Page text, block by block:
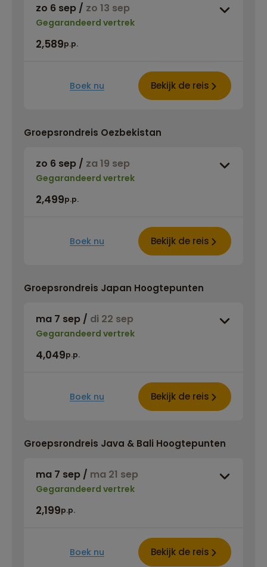
zo 6 sep / zo 13 sep
Gegarandeerd vertrek
2,589p.p.
Boek nu Bekijk de reis
Groepsrondreis Oezbekistan
zo 6 sep / za 19 sep
Gegarandeerd vertrek
2,499p.p.
Boek nu Bekijk de reis
Groepsrondreis Japan Hoogtepunten
ma 7 sep / di 22 sep
Gegarandeerd vertrek
4,049p.p.
Boek nu Bekijk de reis
Groepsrondreis Java & Bali Hoogtepunten
ma 7 sep / ma 21 sep
Gegarandeerd vertrek
2,199p.p.
Boek nu Bekijk de reis